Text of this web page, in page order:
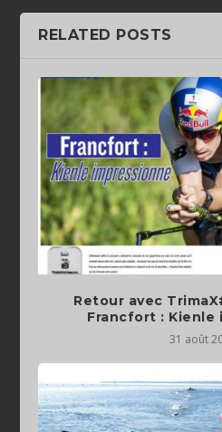
RELATED POSTS
Retour avec
Francfort : Kienle
31 août